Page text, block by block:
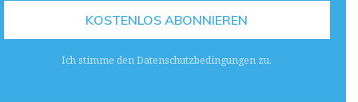
KOSTENLOS ABONNIEREN
Ich stimme den Datenschutzbedingungen zu.